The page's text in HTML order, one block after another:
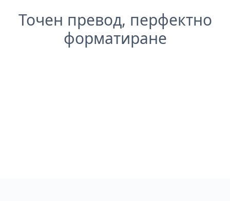
Точен превод, перфектно
форматиране